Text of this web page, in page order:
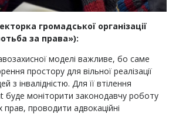
громадської організації
за права»):
моделі важливе, бо саме
простору для вільної реалізації
з інвалідністю. Для її втілення
буде моніторити законодавчу роботу
прав, проводити адвокаційні